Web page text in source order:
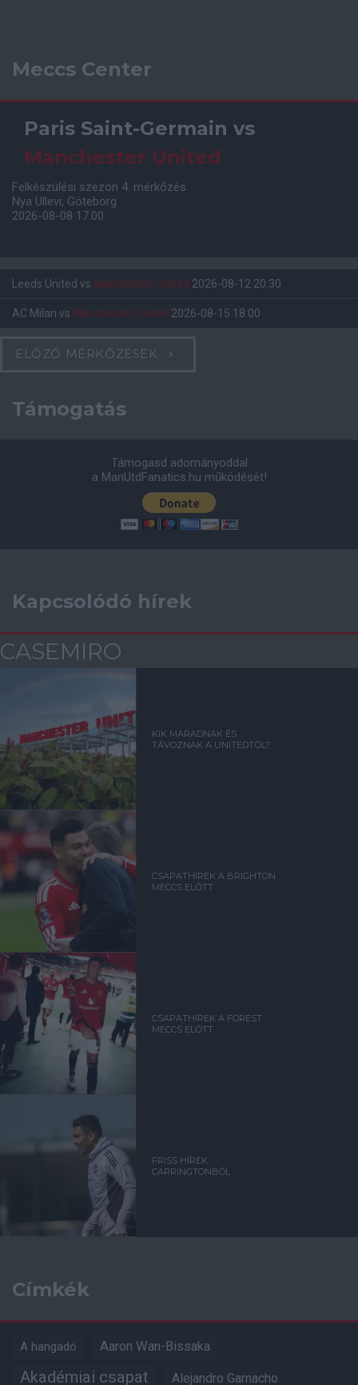
Meccs Center
Paris Saint-Germain vs
Manchester United
Felkészülési szezon 4. mérkőzés
Nya Ullevi, Göteborg
2026-08-08 17:00
Leeds United vs Manchester United 2026-08-12 20:30
AC Milan vs Manchester United 2026-08-15 18:00
ELŐZŐ MÉRKŐZÉSEK
Támogatás
Támogasd adományoddal
a ManUtdFanatics.hu működését!
Kapcsolódó hírek
CASEMIRO
KIK MARADNAK ÉS
TÁVOZNAK A UNITEDTŐL?
CSAPATHÍREK A BRIGHTON
MECCS ELŐTT
CSAPATHÍREK A FOREST
MECCS ELŐTT
FRISS HÍREK
CARRINGTONBÓL
Címkék
A hangadó Aaron Wan-Bissaka
Akadémiai csapat Alejandro Garnacho